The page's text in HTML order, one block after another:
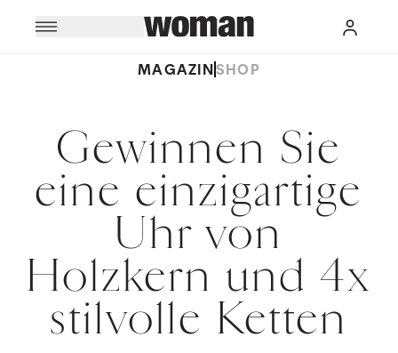
MAGAZINSHOP
Gewinnen Sie
eine einzigartige
Uhr von
Holzkern und 4x
stilvolle Ketten